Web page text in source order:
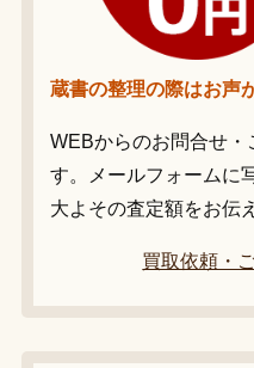
蔵書の整理の際はお声
WEBからのお問合せ
す。メールフォームに
大よその査定額をお伝
買取依頼・